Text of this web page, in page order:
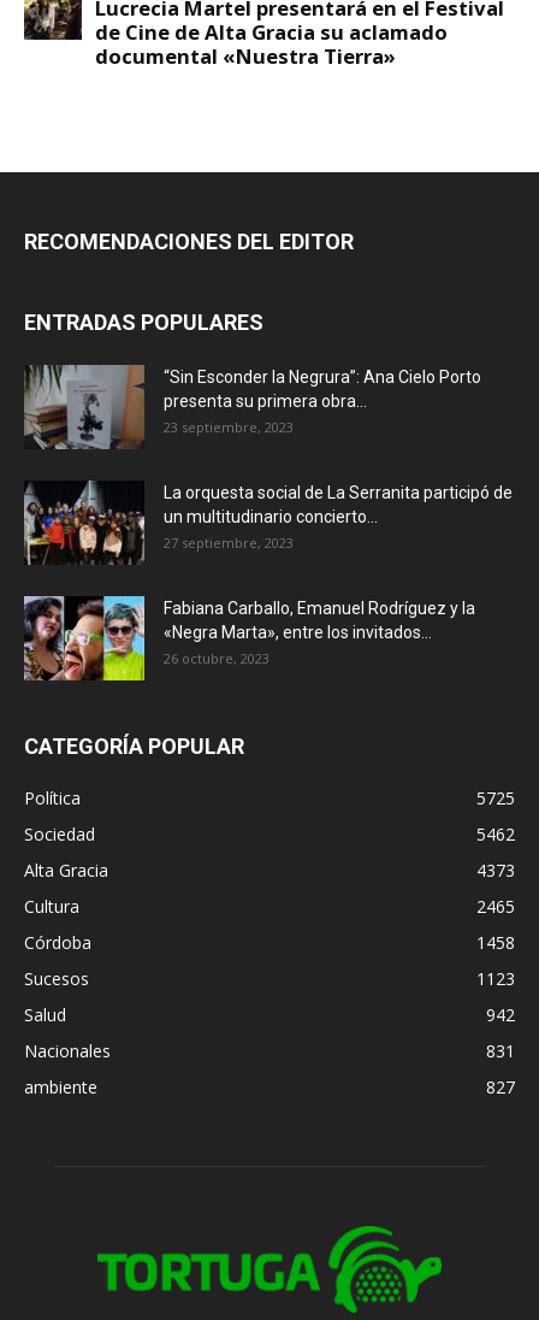
RECOMENDACIONES DEL EDITOR
ENTRADAS POPULARES
“Sin Esconder la Negrura”: Ana Cielo Porto
presenta su primera obra...
23 septiembre, 2023
La orquesta social de La Serranita participó de
un multitudinario concierto...
27 septiembre, 2023
Fabiana Carballo, Emanuel Rodríguez y la
«Negra Marta», entre los invitados...
26 octubre, 2023
CATEGORÍA POPULAR
Política
5725
Sociedad
5462
Alta Gracia
4373
Cultura
2465
Córdoba
1458
Sucesos
1123
Salud
942
Nacionales
831
ambiente
827